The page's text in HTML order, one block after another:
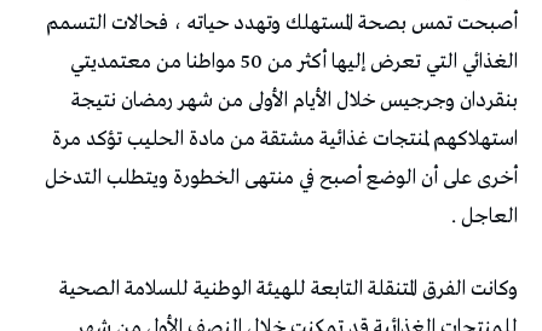
أصبحت تمس بصحة المستهلك وتهدد حياته ، فحالات التسمم
الغذائي التي تعرض إليها أكثر من 50 مواطنا من معتمديتي
بنقردان وجرجيس خلال الأيام الأولى من شهر رمضان نتيجة
استهلاكهم لمنتجات غذائية مشتقة من مادة الحليب تؤكد مرة
أخرى على أن الوضع أصبح في منتهى الخطورة ويتطلب التدخل
العاجل .
وكانت الفرق المتنقلة التابعة للهيئة الوطنية للسلامة الصحية